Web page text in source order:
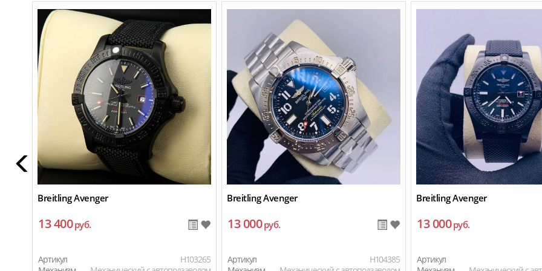
Breitling Avenger
13 400руб.
Артикул
H103265
Breitling Avenger
13 000руб.
Артикул
H104385
Breitling Avenger
13 000руб.
Артикул